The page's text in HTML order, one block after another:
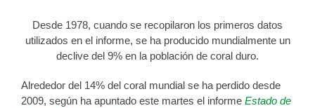
Desde 1978, cuando se recopilaron los primeros datos
utilizados en el informe, se ha producido mundialmente un
declive del 9% en la población de coral duro.
Alrededor del 14% del coral mundial se ha perdido desde
2009, según ha apuntado este martes el informe Estado de